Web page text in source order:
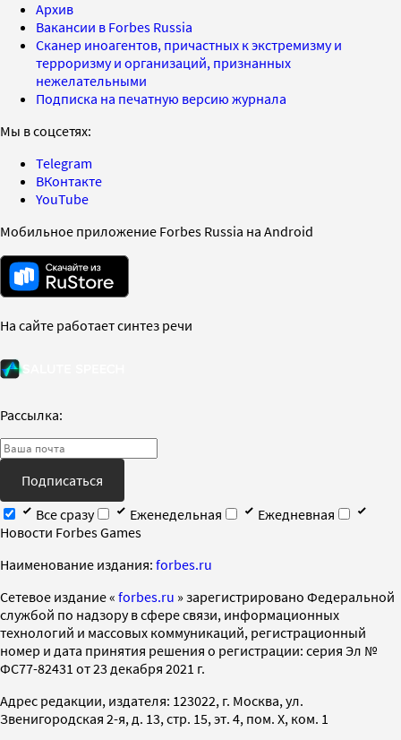
Архив
Вакансии в Forbes Russia
Сканер иноагентов, причастных к экстремизму и
терроризму и организаций, признанных
нежелательными
Подписка на печатную версию журнала
Мы в соцсетях:
Telegram
ВКонтакте
YouTube
Мобильное приложение Forbes Russia на Android
На сайте работает синтез речи
Рассылка:
Подписаться
Все сразу
Еженедельная
Ежедневная
Новости Forbes Games
Наименование издания: forbes.ru
Cетевое издание « forbes.ru » зарегистрировано Федеральной
службой по надзору в сфере связи, информационных
технологий и массовых коммуникаций, регистрационный
номер и дата принятия решения о регистрации: серия Эл №
ФС77-82431 от 23 декабря 2021 г.
Адрес редакции, издателя: 123022, г. Москва, ул.
Звенигородская 2-я, д. 13, стр. 15, эт. 4, пом. X, ком. 1